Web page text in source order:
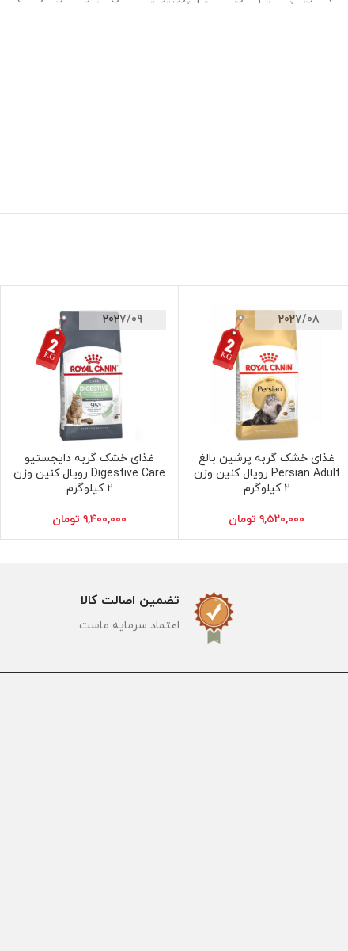
2027/08
افزودن به سبد خرید
غذای خشک گربه پرشین بالغ
Persian Adult رویال کنین وزن
2 کیلوگرم
۹,۵۲۰,۰۰۰ تومان
2027/09
افزودن به سبد خرید
غذای خشک گربه دایجستیو
Digestive Care رویال کنین وزن
2 کیلوگرم
۹,۴۰۰,۰۰۰ تومان
تضمین اصالت کالا
اعتماد سرمایه ماست